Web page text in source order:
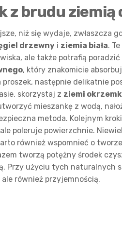
z brudu ziemią
niż się wydaje, zwłaszcza
drzewny i ziemia biała.
ale także potrafią
, który znakomicie
następnie delikatnie
skorzystaj z ziemi
mieszankę z wodą,
metoda. Kolejnym
poleruje powierzchnie.
również wspomnieć o
tworzą potężny środek
Przy użyciu tych naturalnych
również przyjemnością.